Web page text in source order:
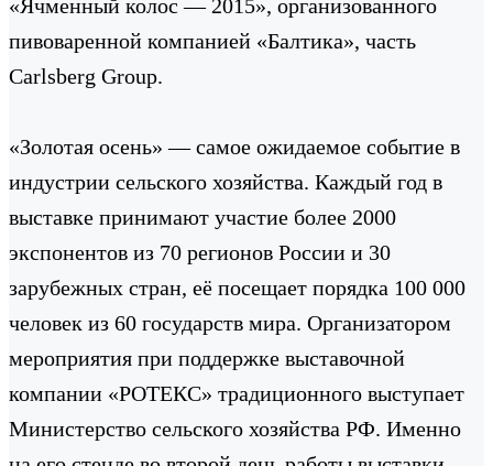
«Ячменный колос — 2015», организованного
пивоваренной компанией «Балтика», часть
Carlsberg Group.
«Золотая осень» — самое ожидаемое событие в
индустрии сельского хозяйства. Каждый год в
выставке принимают участие более 2000
экспонентов из 70 регионов России и 30
зарубежных стран, её посещает порядка 100 000
человек из 60 государств мира. Организатором
мероприятия при поддержке выставочной
компании «РОТЕКС» традиционного выступает
Министерство сельского хозяйства РФ. Именно